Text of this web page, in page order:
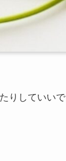
りしていいで